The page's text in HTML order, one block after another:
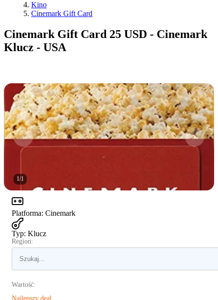
Kino
Cinemark Gift Card
Cinemark Gift Card 25 USD - Cinemark
Klucz - USA
1/1
Platforma: Cinemark
Typ: Klucz
Region:
Wartość:
Najlepszy deal